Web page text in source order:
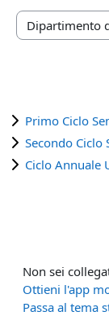
Categorie di
Primo Ciclo
Secondo Ciclo
Ciclo Annuale
Non sei
Ottieni l'app
Passa al tema